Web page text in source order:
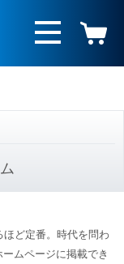
ど定番。時代を問わ
ムページに掲載でき